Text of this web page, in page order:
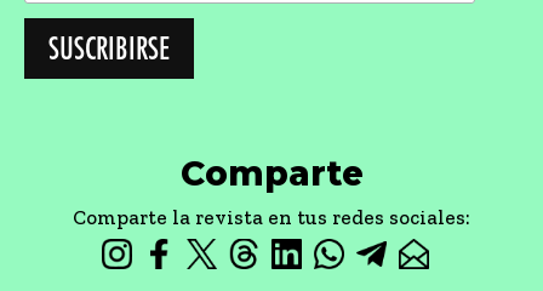
Comparte
Comparte la revista en tus redes sociales: